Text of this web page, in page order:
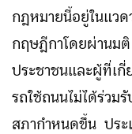
กฎหมายนี้อยู่ในแว
กฤษฎีกาโดยผ่านม
ประชาชนและผู้ที่เ
รถใช้ถนนไม่ได้ร่ว
สภากำหนดขึ้น ปร